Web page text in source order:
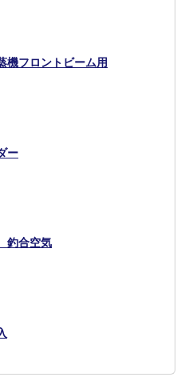
機フロントビーム用
ー
釣合空気